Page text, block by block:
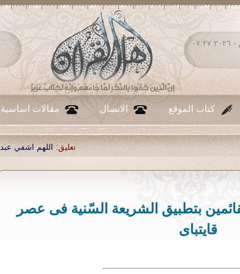
الجمعة ٠٧ - أغسطس - ٢٠٢٦ ٠٧:٢٧
كتاب الموقع الاتصال مقالات اساسية
اللهم اشفي عبدك احمد صبحي منصور|تعليق:
بتطبيق الشريعة السّنية فى عصر
قايتباى